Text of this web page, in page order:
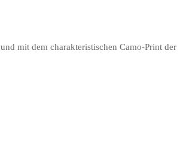
mit dem charakteristischen Camo-Print der